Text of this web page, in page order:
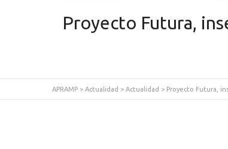
Proyecto Futura,
APRAMP > Actualidad > Actualidad > Proyecto Futura,